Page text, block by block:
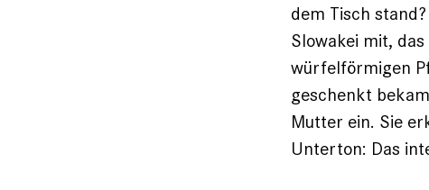
dem Tisch
Slowakei mit,
würfelförmigen
geschenkt
Mutter ein. Sie
Unterton: Das